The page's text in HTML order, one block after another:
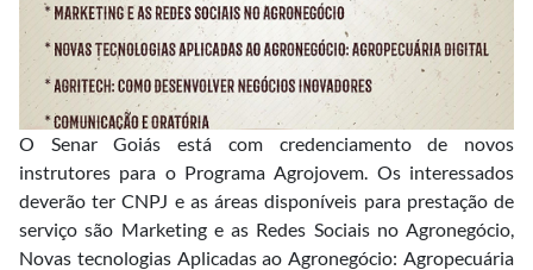
O Senar Goiás está com credenciamento de novos
instrutores para o Programa Agrojovem. Os interessados
deverão ter CNPJ e as áreas disponíveis para prestação de
serviço são Marketing e as Redes Sociais no Agronegócio,
Novas tecnologias Aplicadas ao Agronegócio: Agropecuária